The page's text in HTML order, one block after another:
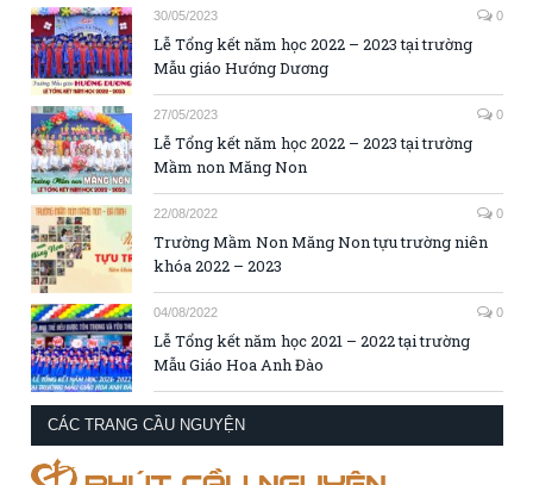
30/05/2023 0
Lễ Tổng kết năm học 2022 – 2023 tại trường
Mẫu giáo Hướng Dương
27/05/2023 0
Lễ Tổng kết năm học 2022 – 2023 tại trường
Mầm non Măng Non
22/08/2022 0
Trường Mầm Non Măng Non tựu trường niên
khóa 2022 – 2023
04/08/2022 0
Lễ Tổng kết năm học 2021 – 2022 tại trường
Mẫu Giáo Hoa Anh Đào
CÁC TRANG CẦU NGUYỆN